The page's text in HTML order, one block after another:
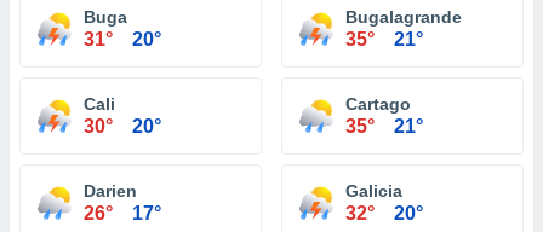
Buga
31° 20°
Bugalagrande
35° 21°
Cali
30° 20°
Cartago
35° 21°
Darien
26° 17°
Galicia
32° 20°